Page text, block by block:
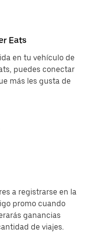
Eats
en tu vehículo de
puedes conectar
más les gusta de
a registrarse en la
promo cuando
ganancias
de viajes.